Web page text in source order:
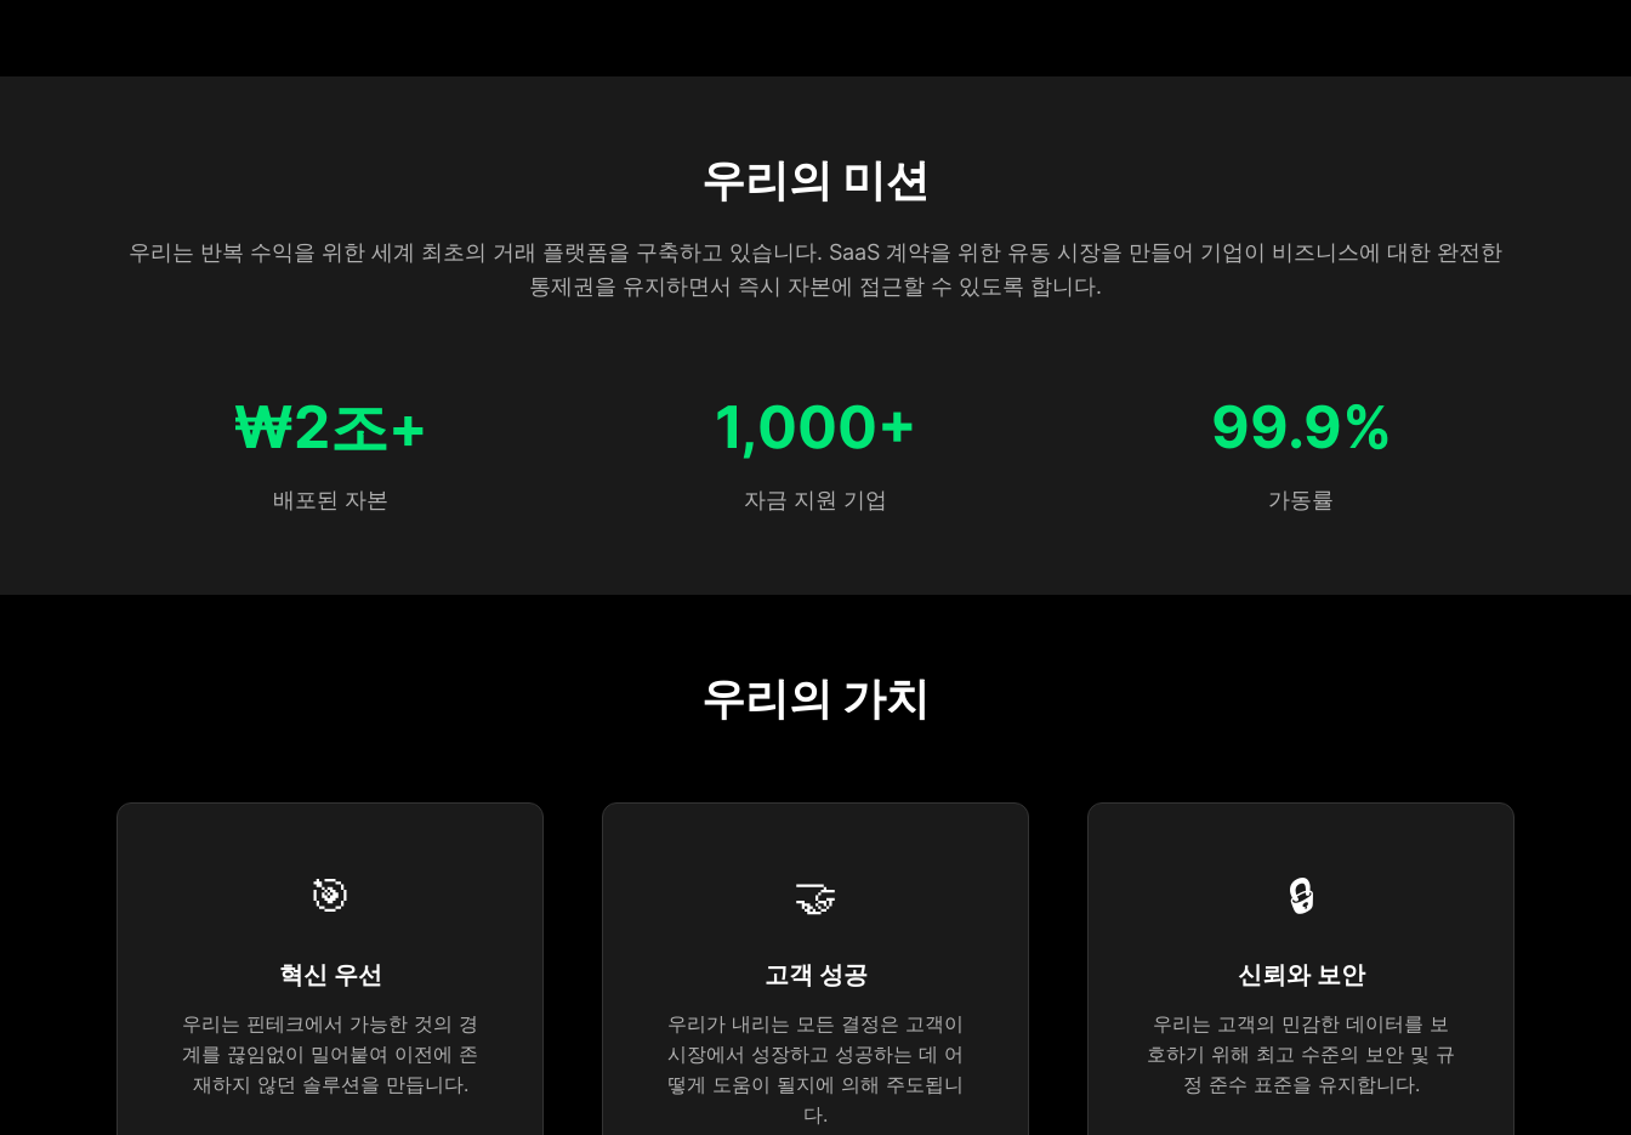
우리의 미션
우리는 반복 수익을 위한 세계 최초의 거래 플랫폼을 구축하고 있습니다. SaaS 계약을 위한 유동 시장을 만들어 기업이 비즈니스에 대한 완전한
통제권을 유지하면서 즉시 자본에 접근할 수 있도록 합니다.
₩2조+
배포된 자본
1,000+
자금 지원 기업
99.9%
가동률
우리의 가치
🎯
혁신 우선
우리는 핀테크에서 가능한 것의 경
계를 끊임없이 밀어붙여 이전에 존
재하지 않던 솔루션을 만듭니다.
🤝
고객 성공
우리가 내리는 모든 결정은 고객이
시장에서 성장하고 성공하는 데 어
떻게 도움이 될지에 의해 주도됩니
다.
🔒
신뢰와 보안
우리는 고객의 민감한 데이터를 보
호하기 위해 최고 수준의 보안 및 규
정 준수 표준을 유지합니다.